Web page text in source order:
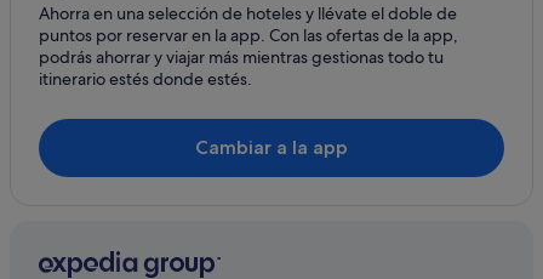
Ahorra en una selección de hoteles y llévate el doble de
puntos por reservar en la app. Con las ofertas de la app,
podrás ahorrar y viajar más mientras gestionas todo tu
itinerario estés donde estés.
Cambiar a la app